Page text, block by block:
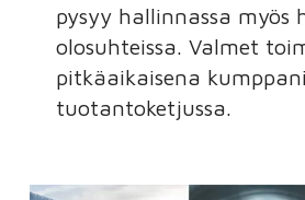
pysyy hallinnassa myös
olosuhteissa. Valmet
pitkäaikaisena
tuotantoketjussa.